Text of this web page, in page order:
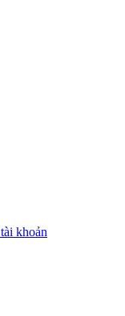
khoản